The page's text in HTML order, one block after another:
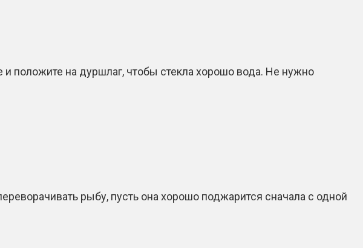
положите на дуршлаг, чтобы стекла хорошо вода. Не нужно
рыбу, пусть она хорошо поджарится сначала с одной